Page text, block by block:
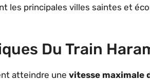
les principales villes saintes et
Du Train
atteindre une vitesse maximale